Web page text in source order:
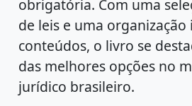
obrigatória. Com uma
de leis e uma
conteúdos, o livro se
das melhores opções no
jurídico brasileiro.